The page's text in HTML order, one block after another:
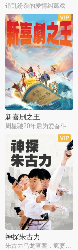
错乱纷杂的爱情纠葛戏
新喜剧之王
周星驰20年后为爱奋斗
神探朱古力
朱古力乌龙查案，疯婆子神助攻